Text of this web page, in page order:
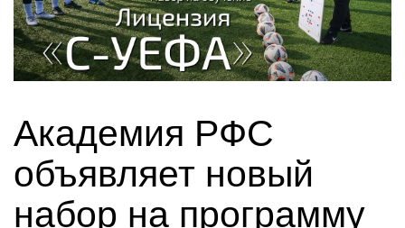
Академия РФС
объявляет новый
набор на программу